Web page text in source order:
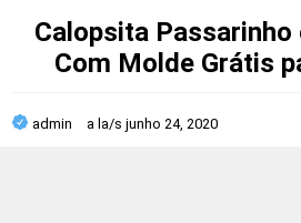
Calopsita Passarinho
Com Molde Grátis
admin a la/s junho 24, 2020